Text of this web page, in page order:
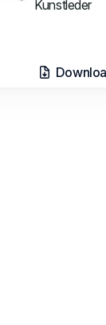
Kunstleder